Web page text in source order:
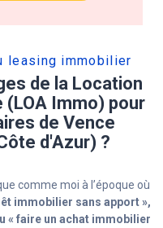
leasing immobilier​
de la Location
Immo) pour
de Vence
d'Azur) ?
comme moi à l’époque où
immobilier sans apport »,
« faire un achat immobilier